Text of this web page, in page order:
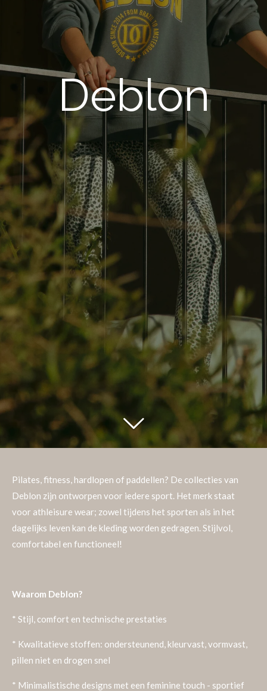
Deblon
Pilates, fitness, hardlopen of paddellen? De collecties van
Deblon zijn ontworpen voor iedere sport. Het merk staat
voor athleisure wear; zowel tijdens het sporten als in het
dagelijks leven kan de kleding worden gedragen. Stijlvol,
comfortabel en functioneel!
Waarom Deblon?
* Stijl, comfort en technische prestaties
* Kwalitatieve stoffen: ondersteunend, kleurvast, vormvast,
pillen niet en drogen snel
* Minimalistische designs met een feminine touch - sportief